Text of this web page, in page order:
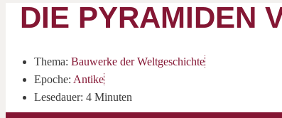
DIE PYRAMIDEN
Thema: Bauwerke der Weltgeschichte
Epoche: Antike
Lesedauer: 4 Minuten